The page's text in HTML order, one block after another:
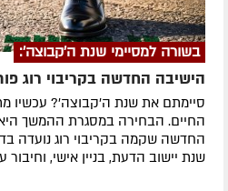
בשורה למסיימי שנת ה'קבוצה':
הישיבה החדשה בקריבוי רוג
סיימתם את שנת ה'קבוצה'? עכשיו
החיים. הבחירה במסגרת ההמשך
החדשה שקמה בקריבוי רוג נועדה
שנת יישוב הדעת, בניין אישי, וחיבור